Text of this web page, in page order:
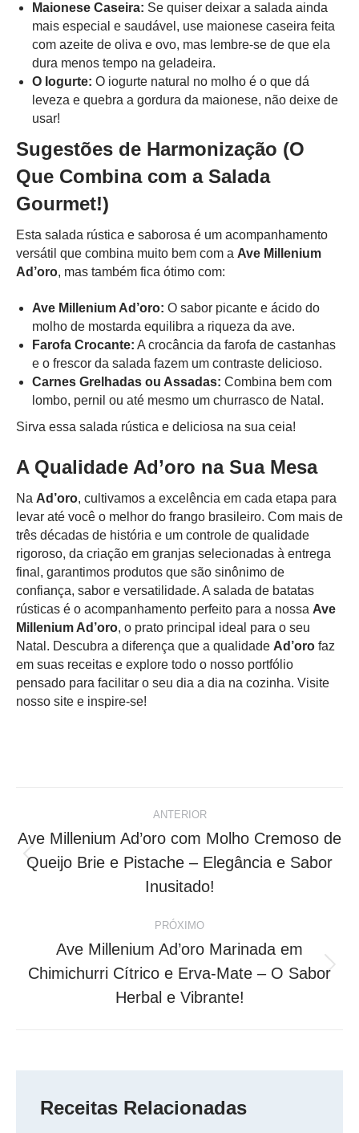
Maionese Caseira: Se quiser deixar a salada ainda
mais especial e saudável, use maionese caseira feita
com azeite de oliva e ovo, mas lembre-se de que ela
dura menos tempo na geladeira.
O Iogurte: O iogurte natural no molho é o que dá
leveza e quebra a gordura da maionese, não deixe de
usar!
Sugestões de Harmonização (O
Que Combina com a Salada
Gourmet!)
Esta salada rústica e saborosa é um acompanhamento
versátil que combina muito bem com a Ave Millenium
Ad’oro, mas também fica ótimo com:
Ave Millenium Ad’oro: O sabor picante e ácido do
molho de mostarda equilibra a riqueza da ave.
Farofa Crocante: A crocância da farofa de castanhas
e o frescor da salada fazem um contraste delicioso.
Carnes Grelhadas ou Assadas: Combina bem com
lombo, pernil ou até mesmo um churrasco de Natal.
Sirva essa salada rústica e deliciosa na sua ceia!
A Qualidade Ad’oro na Sua Mesa
Na Ad’oro, cultivamos a excelência em cada etapa para
levar até você o melhor do frango brasileiro. Com mais de
três décadas de história e um controle de qualidade
rigoroso, da criação em granjas selecionadas à entrega
final, garantimos produtos que são sinônimo de
confiança, sabor e versatilidade. A salada de batatas
rústicas é o acompanhamento perfeito para a nossa Ave
Millenium Ad’oro, o prato principal ideal para o seu
Natal. Descubra a diferença que a qualidade Ad’oro faz
em suas receitas e explore todo o nosso portfólio
pensado para facilitar o seu dia a dia na cozinha. Visite
nosso site e inspire-se!
Navegação
de
post:
ANTERIOR
Post
anterior:
Ave Millenium Ad’oro com Molho Cremoso de
Queijo Brie e Pistache – Elegância e Sabor
Inusitado!
PRÓXIMO
Próximo
post:
Ave Millenium Ad’oro Marinada em
Chimichurri Cítrico e Erva-Mate – O Sabor
Herbal e Vibrante!
Receitas Relacionadas